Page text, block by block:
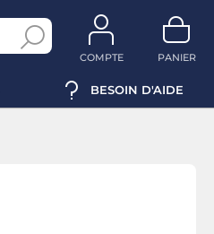
COMPTE PANIER
BESOIN D'AIDE